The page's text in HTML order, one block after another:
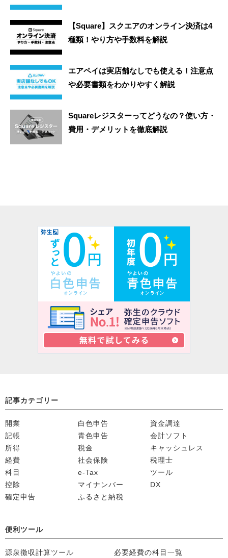
【Square】スクエアのオンライン決済は4
種類！やり方や手数料を解説
エアペイは実店舗なしでも使える！注意点
や必要書類をわかりやすく解説
Squareレジスターってどうなの？使い方・
費用・デメリットを徹底解説
記事カテゴリー
開業
記帳
所得
経費
科目
控除
確定申告
白色申告
青色申告
税金
社会保険
e-Tax
マイナンバー
ふるさと納税
資金調達
会計ソフト
キャッシュレス
税理士
ツール
DX
便利ツール
源泉徴収計算ツール 必要経費の科目一覧